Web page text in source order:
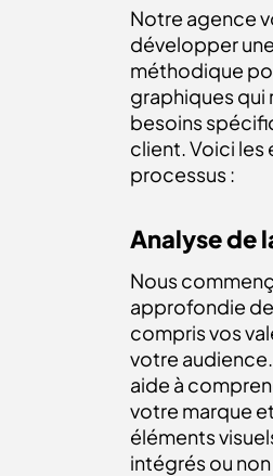
Notre agence
développer
méthodique
graphiques qui
besoins
client. Voici les
processus :
Analyse de
Nous
approfondie
compris vos
votre
aide à
votre marque
éléments
intégrés ou